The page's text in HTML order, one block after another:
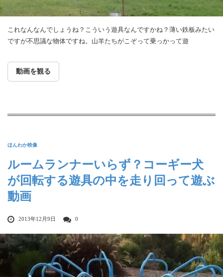
これなんなんでしょうね？こういう遊具なんですかね？薄い鉄板みたい
ですが不思議な物体ですね。山羊たちがこぞって乗っかって遊
動画を観る
ほんわか映像
ルームランナーいらず？コーギー犬
が回転する遊具の中を走り回って遊ぶ
動画
2013年12月9日 0